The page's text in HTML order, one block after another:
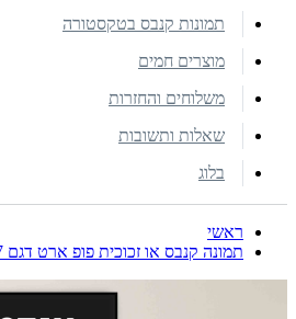
תמונות קנבס בטקסטורה
מוצרים חמים
משלוחים והחזרות
שאלות ותשובות
בלוג
ראשי
תמונה קנבס או זכוכית פופ ארט דגם 1087